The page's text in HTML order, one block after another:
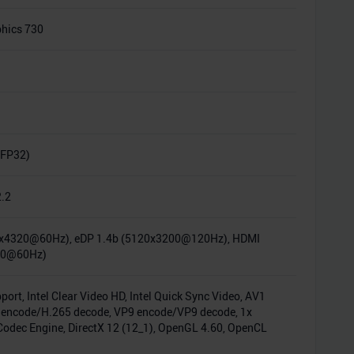
730
eDP 1.4b (5120x3200@120Hz), HDMI
Intel Clear Video HD, Intel Quick Sync Video, AV1
H.265 decode, VP9 encode/VP9 decode, 1x
Engine, DirectX 12 (12_1), OpenGL 4.60, OpenCL